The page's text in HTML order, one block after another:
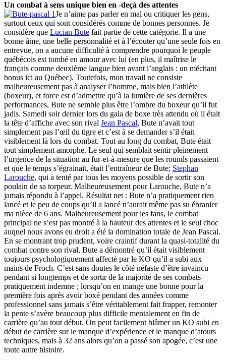
Un combat à sens unique bien en -deçà des attentes
Je n’aime pas parler en mal ou critiquer les gens,
surtout ceux qui sont considérés comme de bonnes personnes. Je
considère que Lucian Bute fait partie de cette catégorie. Il a une
bonne âme, une belle personnalité et à l’écouter qu’une seule fois en
entrevue, on a aucune difficulté à comprendre pourquoi le peuple
québécois est tombé en amour avec lui (en plus, il maîtrise le
français comme deuxième langue bien avant l’anglais : un méchant
bonus ici au Québec). Toutefois, mon travail ne consiste
malheureusement pas à analyser l’homme, mais bien l’athlète
(boxeur), et force est d’admettre qu’à la lumière de ses dernières
performances, Bute ne semble plus être l’ombre du boxeur qu’il fut
jadis. Samedi soir dernier lors du gala de boxe très attendu où il était
la tête d’affiche avec son rival Jean Pascal, Bute n’avait tout
simplement pas l’œil du tigre et c’est à se demander s’il était
visiblement là lors du combat. Tout au long du combat, Bute était
tout simplement amorphe. Le seul qui semblait sentir pleinement
l’urgence de la situation au fur-et-à-mesure que les rounds passaient
et que le temps s’égrainait, était l’entraîneur de Bute; Stephan
Larouche, qui a tenté par tous les moyens possible de sortir son
poulain de sa torpeur. Malheureusement pour Larouche, Bute n’a
jamais répondu à l’appel. Résultat net : Bute n’a pratiquement rien
lancé et le peu de coups qu’il a lancé n’aurait même pas su ébranler
ma nièce de 6 ans. Malheureusement pour les fans, le combat
principal ne s’est pas montré à la hauteur des attentes et le seul choc
auquel nous avons eu droit a été la domination totale de Jean Pascal.
En se montrant trop prudent, voire craintif durant la quasi-totalité du
combat contre son rival, Bute a démontré qu’il était visiblement
toujours psychologiquement affecté par le KO qu’il a subi aux
mains de Froch. C’est sans doutes le côté néfaste d’être invaincu
pendant si longtemps et de sortir de la majorité de ses combats
pratiquement indemne ; lorsqu’on en mange une bonne pour la
première fois après avoir boxé pendant des années comme
professionnel sans jamais s’être véritablement fait frapper, remonter
la pente s’avère beaucoup plus difficile mentalement en fin de
carrière qu’au tout début. On peut facilement blâmer un KO subi en
début de carrière sur le manque d’expérience et le manque d’atouts
techniques, mais à 32 ans alors qu’on a passé son apogée, c’est une
toute autre histoire.